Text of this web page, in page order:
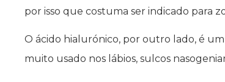
por isso que costuma ser indicado para
O ácido hialurónico, por outro lado, é
muito usado nos lábios, sulcos